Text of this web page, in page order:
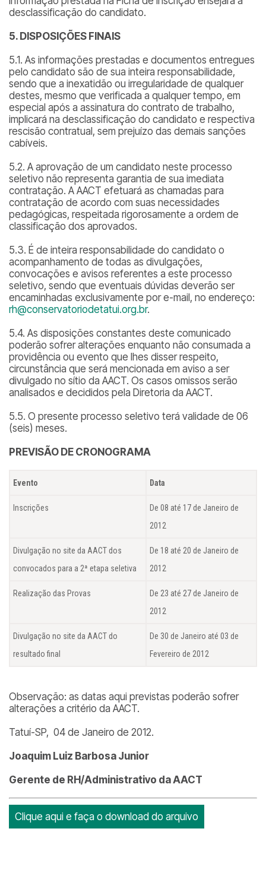
desclassificação do candidato.
5. DISPOSIÇÕES FINAIS
5.1. As informações prestadas e documentos entregues
pelo candidato são de sua inteira responsabilidade,
sendo que a inexatidão ou irregularidade de qualquer
destes, mesmo que verificada a qualquer tempo, em
especial após a assinatura do contrato de trabalho,
implicará na desclassificação do candidato e respectiva
rescisão contratual, sem prejuízo das demais sanções
cabíveis.
5.2. A aprovação de um candidato neste processo
seletivo não representa garantia de sua imediata
contratação. A AACT efetuará as chamadas para
contratação de acordo com suas necessidades
pedagógicas, respeitada rigorosamente a ordem de
classificação dos aprovados.
5.3. É de inteira responsabilidade do candidato o
acompanhamento de todas as divulgações,
convocações e avisos referentes a este processo
seletivo, sendo que eventuais dúvidas deverão ser
encaminhadas exclusivamente por e-mail, no endereço:
rh@conservatoriodetatui.org.br.
5.4. As disposições constantes deste comunicado
poderão sofrer alterações enquanto não consumada a
providência ou evento que lhes disser respeito,
circunstância que será mencionada em aviso a ser
divulgado no sítio da AACT. Os casos omissos serão
analisados e decididos pela Diretoria da AACT.
5.5. O presente processo seletivo terá validade de 06
(seis) meses.
PREVISÃO DE CRONOGRAMA
Evento Data
Inscrições
De 08 até 17 de Janeiro de
2012
Divulgação no site da AACT dos
convocados para a 2ª etapa seletiva
De 18 até 20 de Janeiro de
2012
Realização das Provas
De 23 até 27 de Janeiro de
2012
Divulgação no site da AACT do
resultado final
De 30 de Janeiro até 03 de
Fevereiro de 2012
Observação: as datas aqui previstas poderão sofrer
alterações a critério da AACT.
Tatuí-SP, 04 de Janeiro de 2012.
Joaquim Luiz Barbosa Junior
Gerente de RH/Administrativo da AACT
Clique aqui e faça o download do arquivo